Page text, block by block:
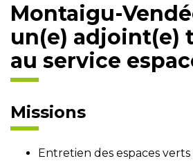
Montaigu-
un(e) adjoint(e)
au service
Missions
Entretien des espaces verts